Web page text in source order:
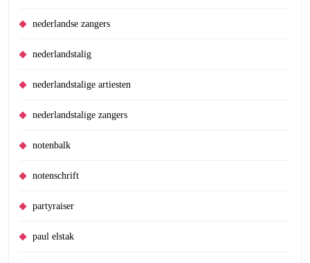
nederlandse zangers
nederlandstalig
nederlandstalige artiesten
nederlandstalige zangers
notenbalk
notenschrift
partyraiser
paul elstak